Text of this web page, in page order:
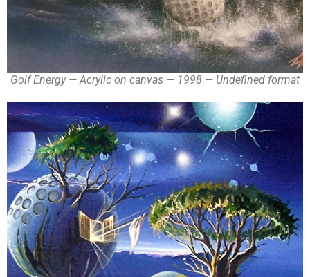
Golf Energy — Acrylic on canvas — 1998 — Undefined format